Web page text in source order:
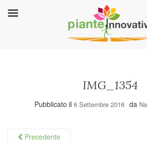
IMG_1354
Pubblicato il 6 Settembre 2016 da
Precedente